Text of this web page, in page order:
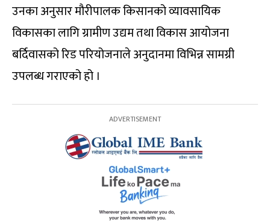
उनका अनुसार मौरीपालक किसानको व्यावसायिक
विकासका लागि ग्रामीण उद्यम तथा विकास आयोजना
बर्दिवासको रिड परियोजनाले अनुदानमा विभिन्न सामग्री
उपलब्ध गराएको हो ।